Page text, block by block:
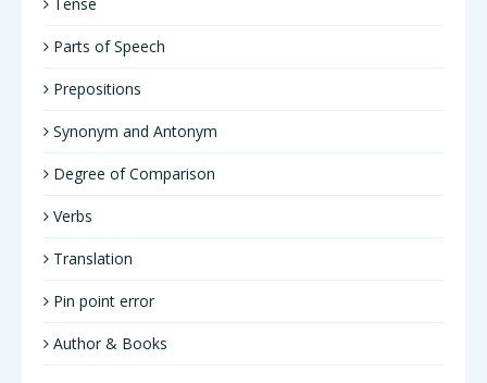
Parts of Speech
Prepositions
Synonym and Antonym
Degree of Comparison
Verbs
Translation
Pin point error
Author & Books